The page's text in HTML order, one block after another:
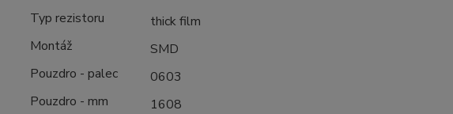
Typ rezistoru
thick film
Montáž
SMD
Pouzdro - palec
0603
Pouzdro - mm
1608